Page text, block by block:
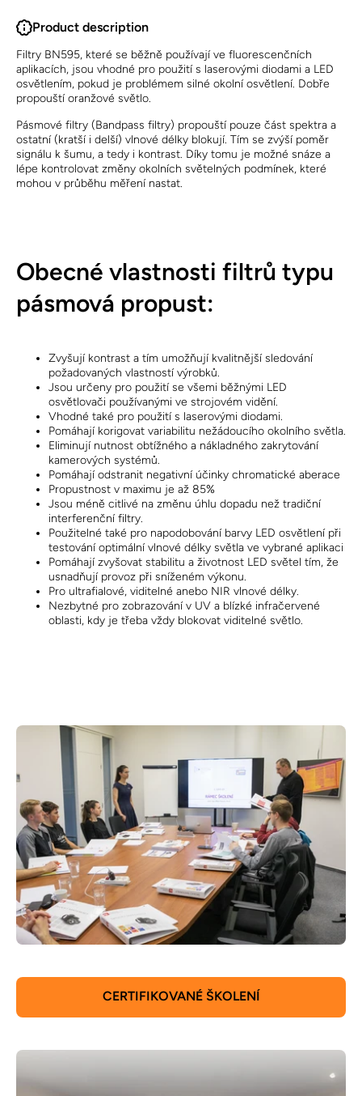
Product description
Filtry BN595, které se běžně používají ve fluorescenčních
aplikacích, jsou vhodné pro použití s laserovými diodami a LED
osvětlením, pokud je problémem silné okolní osvětlení. Dobře
propouští oranžové světlo.
Pásmové filtry (Bandpass filtry) propouští pouze část spektra a
ostatní (kratší i delší) vlnové délky blokují. Tím se zvýší poměr
signálu k šumu, a tedy i kontrast. Díky tomu je možné snáze a
lépe kontrolovat změny okolních světelných podmínek, které
mohou v průběhu měření nastat.
Obecné vlastnosti filtrů typu
pásmová propust:
Zvyšují kontrast a tím umožňují kvalitnější sledování
požadovaných vlastností výrobků.
Jsou určeny pro použití se všemi běžnými LED
osvětlovači používanými ve strojovém vidění.
Vhodné také pro použití s laserovými diodami.
Pomáhají korigovat variabilitu nežádoucího okolního světla.
Eliminují nutnost obtížného a nákladného zakrytování
kamerových systémů.
Pomáhají odstranit negativní účinky chromatické aberace
Propustnost v maximu je až 85%
Jsou méně citlivé na změnu úhlu dopadu než tradiční
interferenční filtry.
Použitelné také pro napodobování barvy LED osvětlení při
testování optimální vlnové délky světla ve vybrané aplikaci
Pomáhají zvyšovat stabilitu a životnost LED světel tím, že
usnadňují provoz při sníženém výkonu.
Pro ultrafialové, viditelné anebo NIR vlnové délky.
Nezbytné pro zobrazování v UV a blízké infračervené
oblasti, kdy je třeba vždy blokovat viditelné světlo.
CERTIFIKOVANÉ ŠKOLENÍ